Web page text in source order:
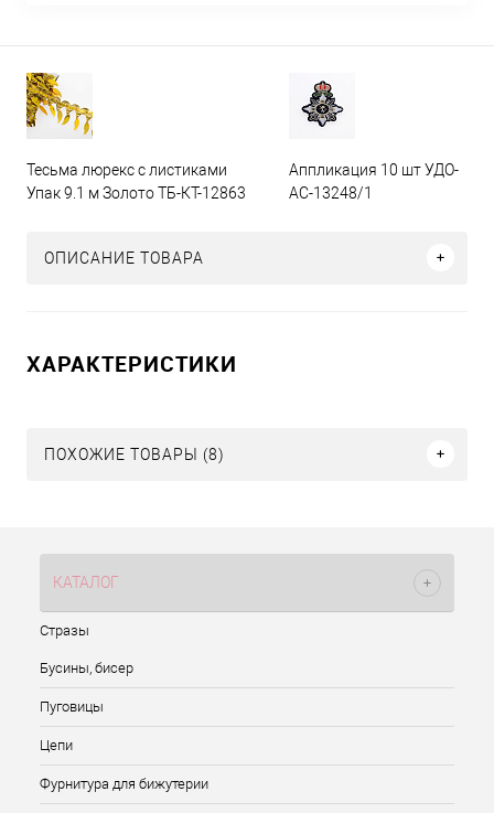
Тесьма люрекс с листиками
Упак 9.1 м Золото ТБ-КТ-12863
Аппликация 10 шт УДО-
АС-13248/1
ОПИСАНИЕ ТОВАРА
ХАРАКТЕРИСТИКИ
ПОХОЖИЕ ТОВАРЫ (8)
КАТАЛОГ
Стразы
Бусины, бисер
Пуговицы
Цепи
Фурнитура для бижутерии